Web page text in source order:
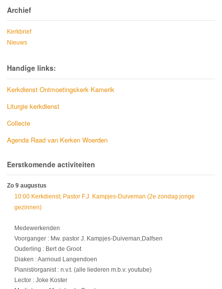
Archief
Kerkbrief
Nieuws
Handige links:
Kerkdienst Ontmoetingskerk Kamerik
Liturgie kerkdienst
Collecte
Agenda Raad van Kerken Woerden
Eerstkomende activiteiten
Zo 9 augustus
10:00 Kerkdienst; Pastor F.J. Kampjes-Duiveman (2e zondag jonge
gezinnen)
Medewerkenden
Voorganger : Mw. pastor J. Kampjes-Duiveman,Dalfsen
Ouderling : Bert de Groot
Diaken : Aarnoud Langendoen
Pianist/organist : n.v.t. (alle liederen m.b.v. youtube)
Lector : Joke Koster